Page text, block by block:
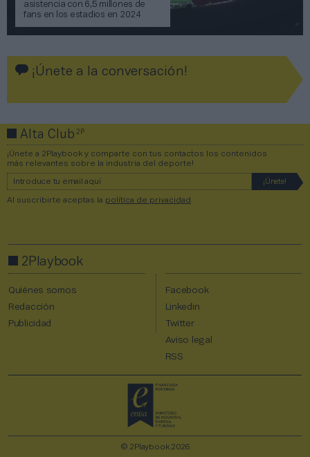
asistencia con 6,5 millones de
fans en los estadios en 2024
¡Únete a la conversación!
Alta Club2P
¡Únete a 2Playbook y comparte con tus contactos los contenidos
más relevantes sobre la industria del deporte!
Al suscribirte aceptas la política de privacidad .
2Playbook
Quiénes somos
Redacción
Publicidad
Facebook
Linkedin
Twitter
Aviso legal
RSS
© 2Playbook 2026